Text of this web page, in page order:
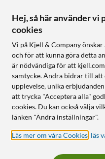
Hej, så här använder vi
cookies
Vi på Kjell & Company
och för att kunna göra detta
är nödvändiga för att
samtycke. Andra bidrar till att
upplevelse, unika
att trycka "Acceptera alla"
cookies. Du kan också välja
länken "Ändra inställningar".
Läs mer om våra Cookies läs